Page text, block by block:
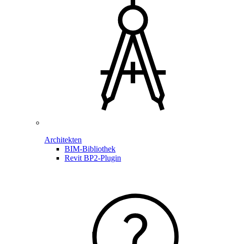
Architekten
BIM-Bibliothek
Revit BP2-Plugin